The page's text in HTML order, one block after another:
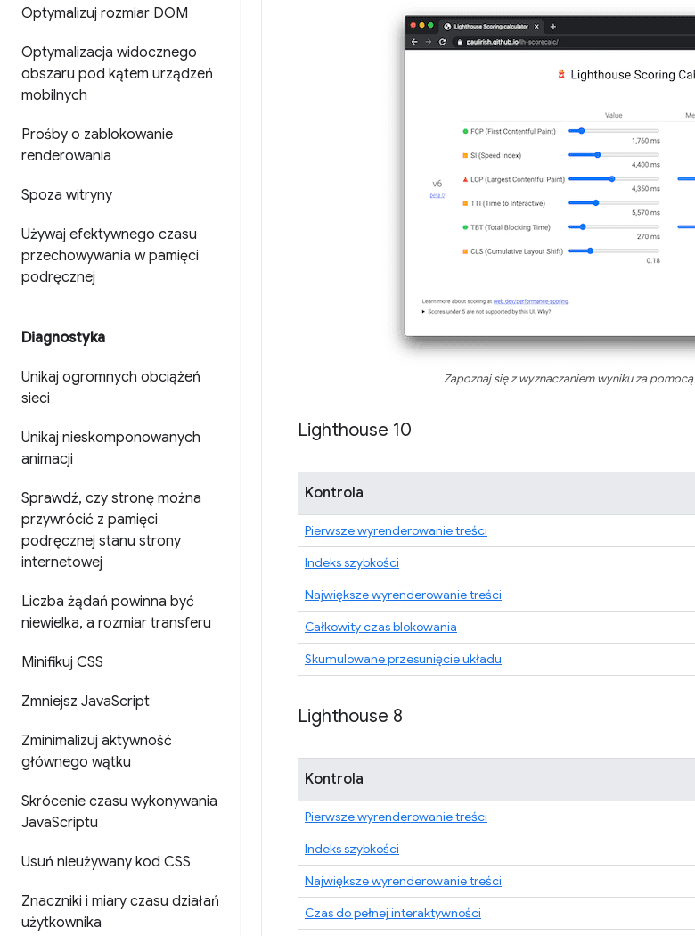
Optymalizuj rozmiar DOM
Optymalizacja widocznego
obszaru pod kątem urządzeń
mobilnych
Prośby o zablokowanie
renderowania
Spoza witryny
Używaj efektywnego czasu
przechowywania w pamięci
podręcznej
Diagnostyka
Unikaj ogromnych obciążeń
sieci
Unikaj nieskomponowanych
animacji
Sprawdź, czy stronę można
przywrócić z pamięci
podręcznej stanu strony
internetowej
Liczba żądań powinna być
niewielka, a rozmiar transferu
Minifikuj CSS
Zmniejsz JavaScript
Zminimalizuj aktywność
głównego wątku
Skrócenie czasu wykonywania
JavaScriptu
Usuń nieużywany kod CSS
Znaczniki i miary czasu działań
użytkownika
Zapoznaj się z wyznaczaniem wyniku za pomocą
Lighthouse 10
Kontrola
Pierwsze wyrenderowanie treści
Indeks szybkości
Największe wyrenderowanie treści
Całkowity czas blokowania
Skumulowane przesunięcie układu
Lighthouse 8
Kontrola
Pierwsze wyrenderowanie treści
Indeks szybkości
Największe wyrenderowanie treści
Czas do pełnej interaktywności